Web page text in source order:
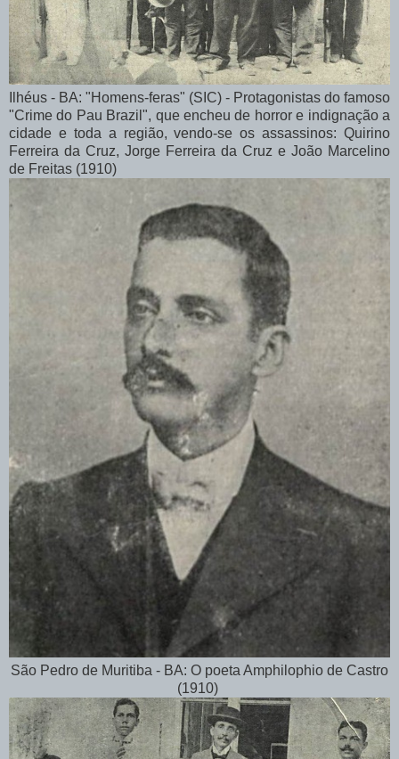
Ilhéus - BA: "Homens-feras" (SIC) - Protagonistas do famoso
"Crime do Pau Brazil", que encheu de horror e indignação a
cidade e toda a região, vendo-se os assassinos: Quirino
Ferreira da Cruz, Jorge Ferreira da Cruz e João Marcelino
de Freitas (1910)
São Pedro de Muritiba - BA: O poeta Amphilophio de Castro
(1910)